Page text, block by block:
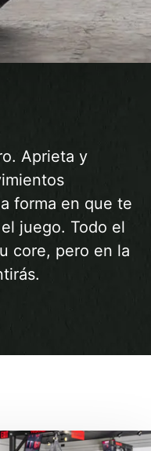
Aprieta y
forma en que te
juego. Todo el
core, pero en la